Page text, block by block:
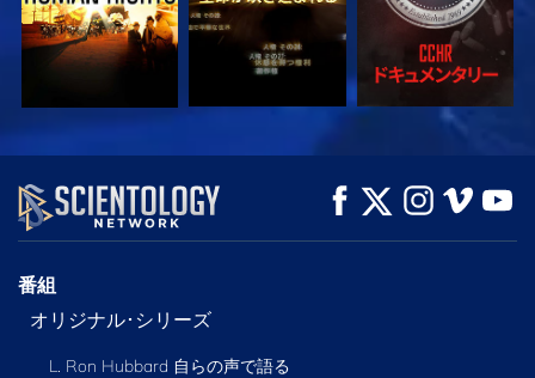
観る シリーズを探求
番組
オリジナル･シリーズ
L. Ron Hubbard 自らの声で語る